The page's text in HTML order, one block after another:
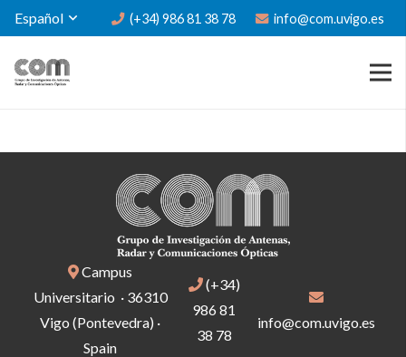
Español (+34) 986 81 38 78 info@com.uvigo.es
Campus
Universitario · 36310
Vigo (Pontevedra) ·
Spain
(+34)
986 81
38 78
info@com.uvigo.es